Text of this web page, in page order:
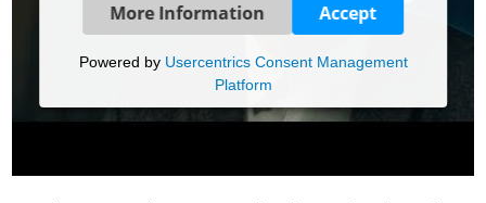
More Information Accept
Powered by Usercentrics Consent Management
Platform